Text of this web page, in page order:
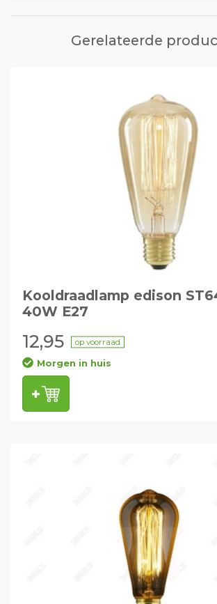
Gerelateerde
Kooldraadlamp edison
40W E27
12,95 op voorraad
Morgen in huis